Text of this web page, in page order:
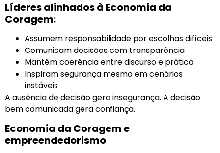
Líderes alinhados à Economia da
Coragem:
Assumem responsabilidade por escolhas difíceis
Comunicam decisões com transparência
Mantêm coerência entre discurso e prática
Inspiram segurança mesmo em cenários
instáveis
A ausência de decisão gera insegurança. A decisão
bem comunicada gera confiança.
Economia da Coragem e
empreendedorismo